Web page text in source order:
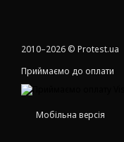
2010–2026 © Protest.ua
Приймаємо до оплати
Мобільна версія